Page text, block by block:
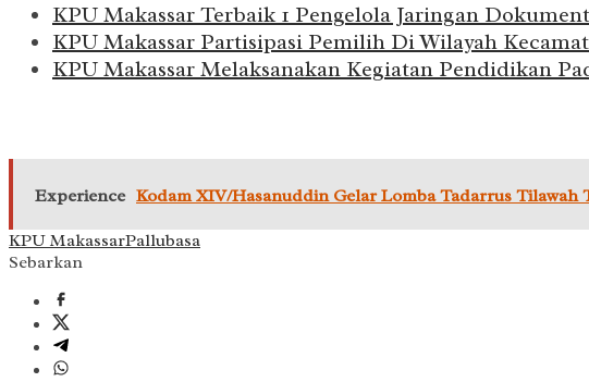
KPU Makassar Terbaik 1 Pengelola Jaringan
KPU Makassar Partisipasi Pemilih Di Wilayah
KPU Makassar Melaksanakan Kegiatan Pendidikan
Experience Kodam XIV/Hasanuddin Gelar Lomba Tadarrus Tilawah
KPU MakassarPallubasa
Sebarkan